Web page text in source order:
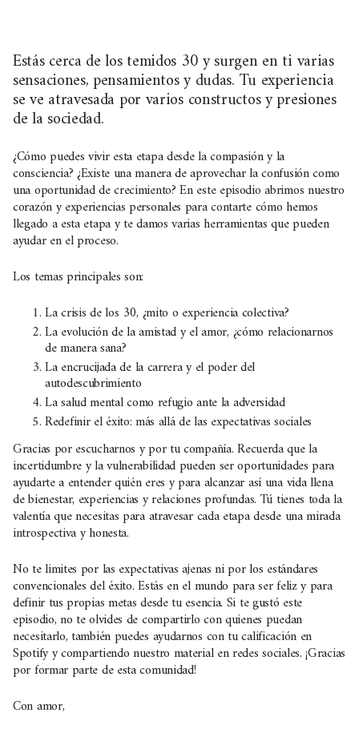
Estás cerca de los temidos 30 y surgen en ti varias
sensaciones, pensamientos y dudas. Tu experiencia
se ve atravesada por varios constructos y presiones
de la sociedad.
¿Cómo puedes vivir esta etapa desde la compasión y la
consciencia? ¿Existe una manera de aprovechar la confusión como
una oportunidad de crecimiento? En este episodio abrimos nuestro
corazón y experiencias personales para contarte cómo hemos
llegado a esta etapa y te damos varias herramientas que pueden
ayudar en el proceso.
Los temas principales son:
La crisis de los 30, ¿mito o experiencia colectiva?
La evolución de la amistad y el amor, ¿cómo relacionarnos
de manera sana?
La encrucijada de la carrera y el poder del
autodescubrimiento
La salud mental como refugio ante la adversidad
Redefinir el éxito: más allá de las expectativas sociales
Gracias por escucharnos y por tu compañía. Recuerda que la
incertidumbre y la vulnerabilidad pueden ser oportunidades para
ayudarte a entender quién eres y para alcanzar así una vida llena
de bienestar, experiencias y relaciones profundas. Tú tienes toda la
valentía que necesitas para atravesar cada etapa desde una mirada
introspectiva y honesta.
No te limites por las expectativas ajenas ni por los estándares
convencionales del éxito. Estás en el mundo para ser feliz y para
definir tus propias metas desde tu esencia. Si te gustó este
episodio, no te olvides de compartirlo con quienes puedan
necesitarlo, también puedes ayudarnos con tu calificación en
Spotify y compartiendo nuestro material en redes sociales. ¡Gracias
por formar parte de esta comunidad!
Con amor,